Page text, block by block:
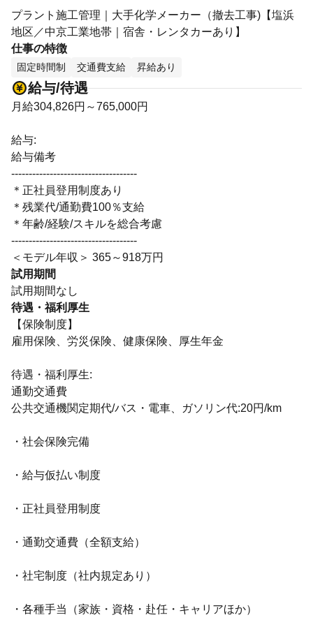
プラント施工管理｜大手化学メーカー（撤去工事)【塩浜
地区／中京工業地帯｜宿舎・レンタカーあり】
仕事の特徴
固定時間制 交通費支給 昇給あり
給与/待遇
月給304,826円～765,000円
給与:
給与備考
------------------------------------
＊正社員登用制度あり
＊残業代/通勤費100％支給
＊年齢/経験/スキルを総合考慮
------------------------------------
＜モデル年収＞ 365～918万円
試用期間
試用期間なし
待遇・福利厚生
【保険制度】
雇用保険、労災保険、健康保険、厚生年金
待遇・福利厚生:
通勤交通費
公共交通機関定期代/バス・電車、ガソリン代:20円/km
・社会保険完備
・給与仮払い制度
・正社員登用制度
・通勤交通費（全額支給）
・社宅制度（社内規定あり）
・各種手当（家族・資格・赴任・キャリアほか）